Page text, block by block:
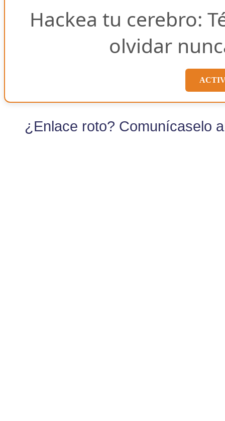
Hackea tu cerebro:
olvidar
¿Enlace roto? Comunícaselo